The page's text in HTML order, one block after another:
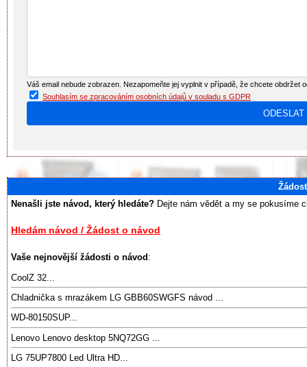
Váš email nebude zobrazen. Nezapomeňte jej vyplnit v případě, že chcete obdržet
Souhlasím se zpracováním osobních údajů v souladu s GDPR
Nenašli jste návod, který hledáte? Dejte nám vědět a my se pokusíme
Hledám návod / Žádost o návod
Vaše nejnovější žádosti o návod :
CoolZ 32...
Chladnička s mrazákem LG GBB60SWGFS návod ...
WD-80150SUP...
Lenovo Lenovo desktop 5NQ72GG ...
LG 75UP7800 Led Ultra HD...